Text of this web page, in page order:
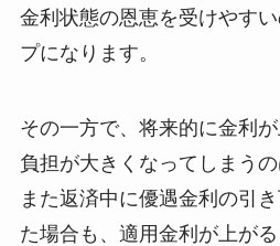
金利状態の恩恵を受けやす
プになります。
その一方で、将来的に金利
負担が大きくなってしまうの
また返済中に優遇金利の引
た場合も、適用金利が上が